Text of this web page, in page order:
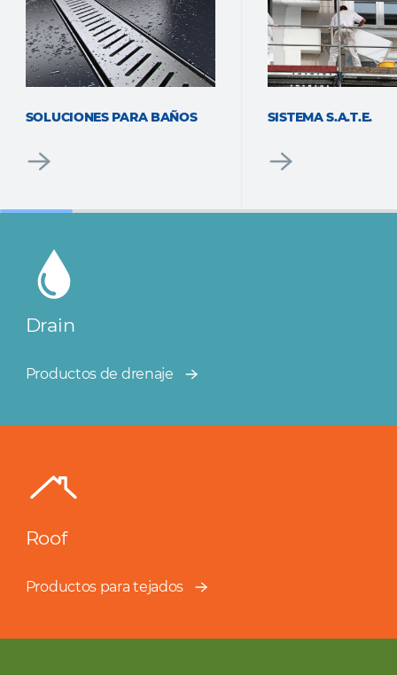
SOLUCIONES PARA BAÑOS SISTEMA S.A.T.E.
Drain
Productos de drenaje
Roof
Productos para tejados